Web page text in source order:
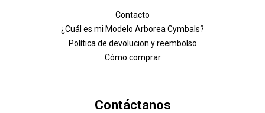
Contacto
¿Cuál es mi Modelo Arborea Cymbals?
Política de devolucion y reembolso
Cómo comprar
Contáctanos